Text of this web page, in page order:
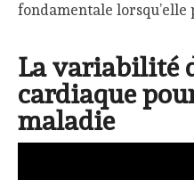
fondamentale lorsqu’elle
La variabilité
cardiaque
maladie